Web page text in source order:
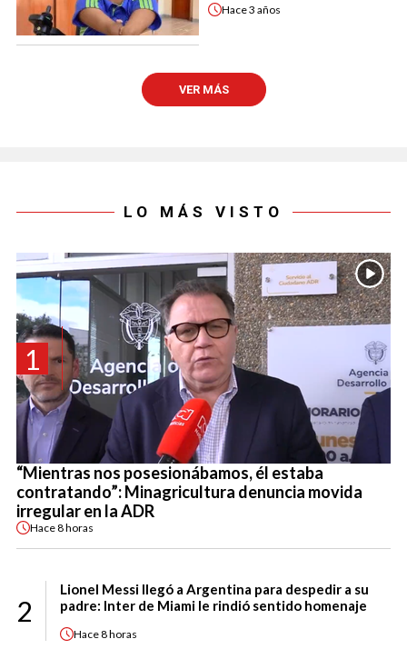
Hace3 años
VER MÁS
LO MÁS VISTO
1
“Mientras nos posesionábamos, él estaba
contratando”: Minagricultura denuncia movida
irregular en la ADR
Hace8 horas
2
Lionel Messi llegó a Argentina para despedir a su
padre: Inter de Miami le rindió sentido homenaje
Hace8 horas